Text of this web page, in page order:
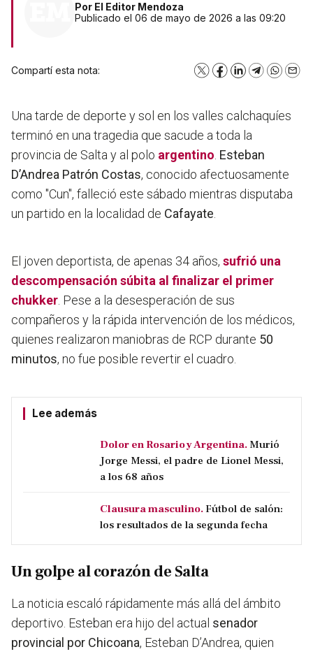
Por El Editor Mendoza
Publicado el 06 de mayo de 2026 a las 09:20
Compartí esta nota: X Facebook
LinkedInTelegram
Una tarde de deporte y sol en los valles calchaquíes
terminó en una tragedia que sacude a toda la
provincia de Salta y al polo argentino Esteban
D’Andrea Patrón Costas, conocido afectuosamente
como "Cun", falleció este sábado mientras disputaba
un partido en la localidad de Cafayate
El joven deportista, de apenas 34 años, sufrió una
descompensación súbita al finalizar el primer
chukker . Pese a la desesperación de sus
compañeros y la rápida intervención de los médicos,
quienes realizaron maniobras de RCP durante 50
minutos, no fue posible revertir el cuadro.
Lee además
Dolor en Rosario y Argentina. Murió
Jorge Messi, el padre de Lionel Messi,
a los 68 años
Clausura masculino. Fútbol de salón:
los resultados de la segunda fecha
Un golpe al corazón de Salta
La noticia escaló rápidamente más allá del ámbito
deportivo. Esteban era hijo del actual senador
provincial por Chicoana, Esteban D’Andrea, quien